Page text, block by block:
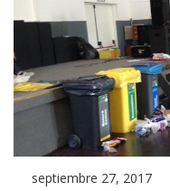
septiembre 27, 2017